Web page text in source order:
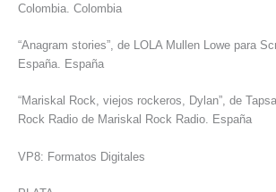
Colombia. Colombia
“Anagram stories”, de LOLA Mullen Lowe para
España. España
“Mariskal Rock, viejos rockeros, Dylan”, de
Rock Radio de Mariskal Rock Radio. España
VP8: Formatos Digitales